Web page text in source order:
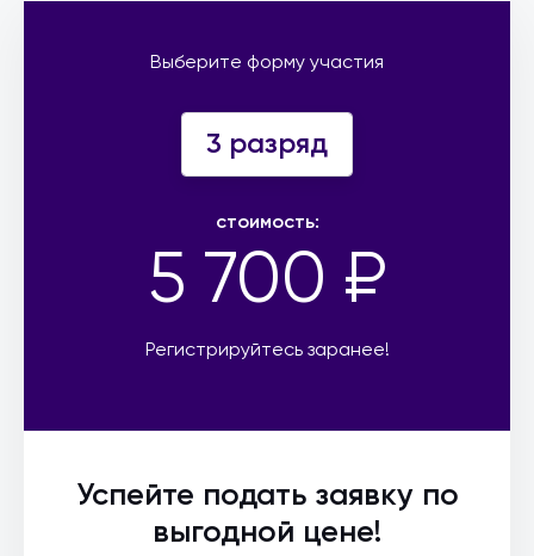
Выберите форму участия
3 разряд
стоимость:
5 700 ₽
Регистрируйтесь заранее!
Успейте подать заявку по
выгодной цене!